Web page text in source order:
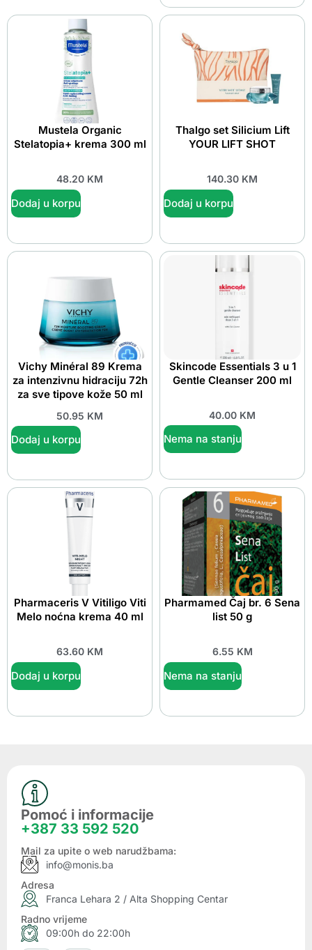
Mustela Organic
Stelatopia+ krema 300 ml
48.20 KM
Dodaj u korpu
Thalgo set Silicium Lift
YOUR LIFT SHOT
140.30 KM
Dodaj u korpu
Vichy Minéral 89 Krema
za intenzivnu hidraciju 72h
za sve tipove kože 50 ml
50.95 KM
Dodaj u korpu
Skincode Essentials 3 u 1
Gentle Cleanser 200 ml
40.00 KM
Nema na stanju
Pharmaceris V Vitiligo Viti
Melo noćna krema 40 ml
63.60 KM
Dodaj u korpu
Pharmamed Čaj br. 6 Sena
list 50 g
6.55 KM
Nema na stanju
Pomoć i informacije
+387 33 592 520
Mail za upite o web narudžbama:
info@monis.ba
Adresa
Franca Lehara 2 / Alta Shopping Centar
Radno vrijeme
09:00h do 22:00h